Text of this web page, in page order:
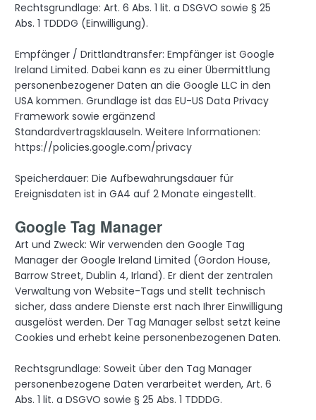
Rechtsgrundlage: Art. 6 Abs. 1 lit. a DSGVO sowie § 25
Abs. 1 TDDDG (Einwilligung).
Empfänger / Drittlandtransfer: Empfänger ist Google
Ireland Limited. Dabei kann es zu einer Übermittlung
personenbezogener Daten an die Google LLC in den
USA kommen. Grundlage ist das EU-US Data Privacy
Framework sowie ergänzend
Standardvertragsklauseln. Weitere Informationen:
https://policies.google.com/privacy
Speicherdauer: Die Aufbewahrungsdauer für
Ereignisdaten ist in GA4 auf 2 Monate eingestellt.
Google Tag Manager
Art und Zweck: Wir verwenden den Google Tag
Manager der Google Ireland Limited (Gordon House,
Barrow Street, Dublin 4, Irland). Er dient der zentralen
Verwaltung von Website-Tags und stellt technisch
sicher, dass andere Dienste erst nach Ihrer Einwilligung
ausgelöst werden. Der Tag Manager selbst setzt keine
Cookies und erhebt keine personenbezogenen Daten.
Rechtsgrundlage: Soweit über den Tag Manager
personenbezogene Daten verarbeitet werden, Art. 6
Abs. 1 lit. a DSGVO sowie § 25 Abs. 1 TDDDG.